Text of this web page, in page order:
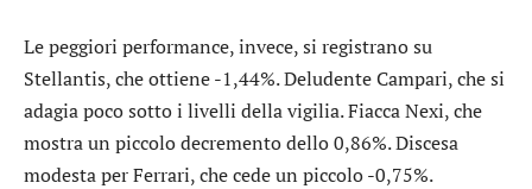
Le peggiori performance, invece, si registrano su
Stellantis, che ottiene -1,44%. DeludenteCampari, che si
adagia poco sotto i livelli della vigilia. FiaccaNexi, che
mostra un piccolo decremento dello 0,86%. Discesa
modesta perFerrari, che cede un piccolo -0,75%.